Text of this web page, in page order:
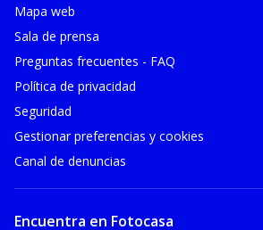
Mapa web
Sala de prensa
Preguntas frecuentes - FAQ
Política de privacidad
Seguridad
Gestionar preferencias y cookies
Canal de denuncias
Encuentra en Fotocasa